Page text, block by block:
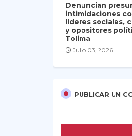
Denuncian
intimidaciones
líderes sociales,
y opositores
Tolima
Julio 03, 2026
PUBLICAR UN